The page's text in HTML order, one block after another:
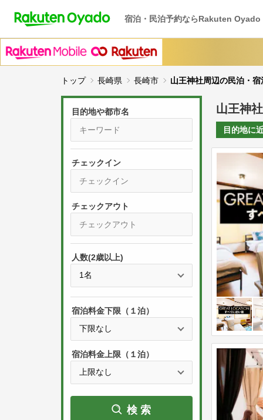
宿泊・民泊予約ならRakuten Oyado
トップ 長崎県 長崎市 山王神社周辺の民泊・
目的地や都市名
チェックイン
r
s
s
e
w
a
r
P
r
s
t
e
w
人数(2歳以上)
宿泊料金下限（１泊）
宿泊料金上限（１泊）
検索
山王神
目的地に